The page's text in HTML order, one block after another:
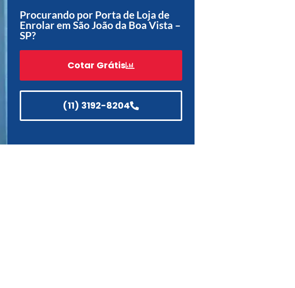
Procurando por Porta de Loja de
Enrolar em São João da Boa Vista –
SP?
Cotar Grátis
(11) 3192-8204